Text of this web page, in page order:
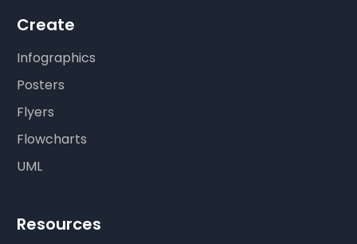
Create
Infographics
Posters
Flyers
Flowcharts
UML
Resources